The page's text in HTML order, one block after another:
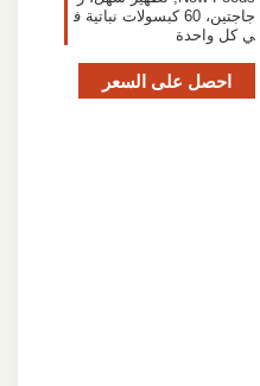
جاجتين، 60 كبسولات نباتية ف
ي كل واحدة
احصل على السعر